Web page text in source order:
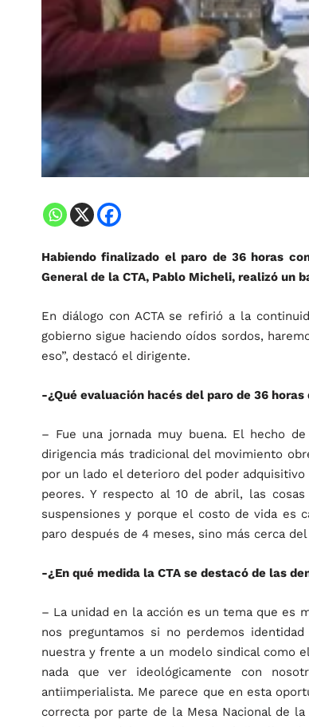
Habiendo finalizado el paro de 36 horas
General de la CTA, Pablo Micheli, realizó un
En diálogo con ACTA se refirió a la
gobierno sigue haciendo oídos sordos,
eso”, destacó el dirigente.
-¿Qué evaluación hacés del paro de 36 horas
– Fue una jornada muy buena. El hecho
dirigencia más tradicional del movimiento
por un lado el deterioro del poder
peores. Y respecto al 10 de abril, las
suspensiones y porque el costo de vida es
paro después de 4 meses, sino más cerca
-¿En qué medida la CTA se destacó de las
– La unidad en la acción es un tema que es
nos preguntamos si no perdemos
nuestra y frente a un modelo sindical como
nada que ver ideológicamente con
antiimperialista. Me parece que en esta
correcta por parte de la Mesa Nacional de